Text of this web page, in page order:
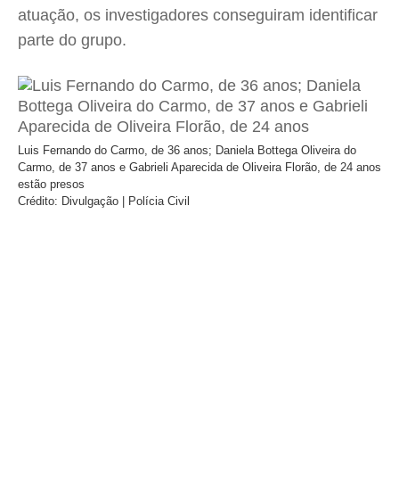
atuação, os investigadores conseguiram identificar
parte do grupo.
Luis Fernando do Carmo, de 36 anos; Daniela Bottega Oliveira do
Carmo, de 37 anos e Gabrieli Aparecida de Oliveira Florão, de 24 anos
estão presos
Crédito: Divulgação | Polícia Civil